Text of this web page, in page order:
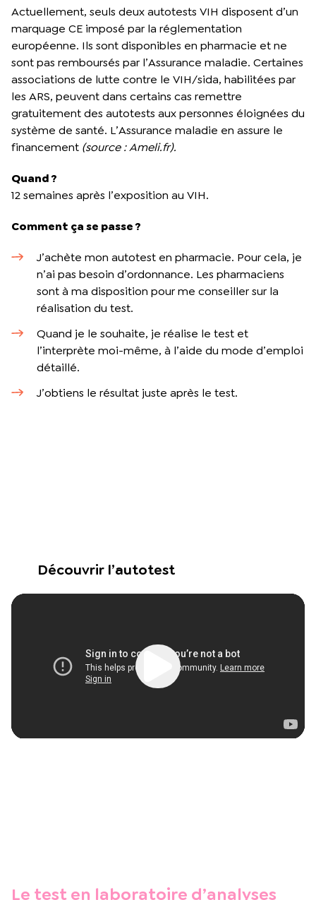
Actuellement, seuls deux autotests VIH disposent d’un
marquage CE imposé par la réglementation
européenne. Ils sont disponibles en pharmacie et ne
sont pas remboursés par l’Assurance maladie. Certaines
associations de lutte contre le VIH/sida, habilitées par
les ARS, peuvent dans certains cas remettre
gratuitement des autotests aux personnes éloignées du
système de santé. L’Assurance maladie en assure le
financement (source : Ameli.fr).
Quand ?
12 semaines après l’exposition au VIH.
Comment ça se passe ?
J’achète mon autotest en pharmacie. Pour cela, je
n’ai pas besoin d’ordonnance. Les pharmaciens
sont à ma disposition pour me conseiller sur la
réalisation du test.
Quand je le souhaite, je réalise le test et
l’interprète moi-même, à l’aide du mode d’emploi
détaillé.
J’obtiens le résultat juste après le test.
Découvrir l’autotest
Le test en laboratoire d’analyses